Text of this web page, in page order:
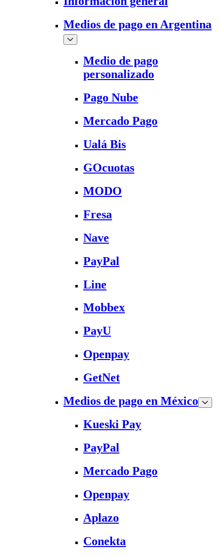
Medios de pago en Argentina
Medio de pago
personalizado
Pago Nube
Mercado Pago
Ualá Bis
GOcuotas
MODO
Fresa
Nave
PayPal
Line
Mobbex
PayU
Openpay
GetNet
Medios de pago en México
Kueski Pay
PayPal
Mercado Pago
Openpay
Aplazo
Conekta